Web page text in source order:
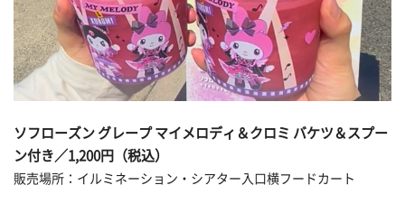
ソフローズン グレープ マイメロディ＆クロミ バケツ＆スプー
ン付き／1,200円（税込）
販売場所：イルミネーション・シアター入口横フードカート